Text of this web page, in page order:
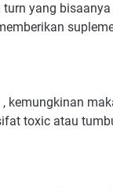
yang
kemungkinan
toxic atau